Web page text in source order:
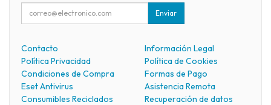
Enviar
Contacto
Información Legal
Política Privacidad
Política de Cookies
Condiciones de Compra
Formas de Pago
Eset Antivirus
Asistencia Remota
Consumibles Reciclados
Recuperación de datos